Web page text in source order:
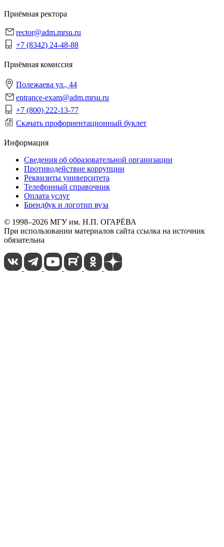
Приёмная ректора
rector@adm.mrsu.ru
+7 (8342) 24-48-88
Приёмная комиссия
Полежаева ул., 44
entrance-exam@adm.mrsu.ru
+7 (800) 222-13-77
Скачать профориентационный буклет
Информация
Сведения об образовательной организации
Противодействие коррупции
Реквизиты университета
Телефонный справочник
Оплата услуг
Брендбук и логотип вуза
© 1998–2026 МГУ им. Н.П. ОГАРЁВА
При использовании материалов сайта ссылка на источник
обязательна